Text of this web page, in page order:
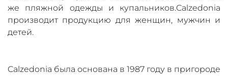
же пляжной одежды и купальников.Calzedonia
производит продукцию для женщин, мужчин и
детей.
Calzedonia была основана в 1987 году в пригороде